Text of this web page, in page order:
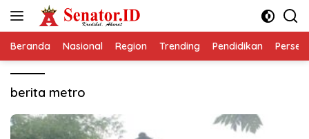
Beranda Nasional Region Trending Pendidikan
berita metro